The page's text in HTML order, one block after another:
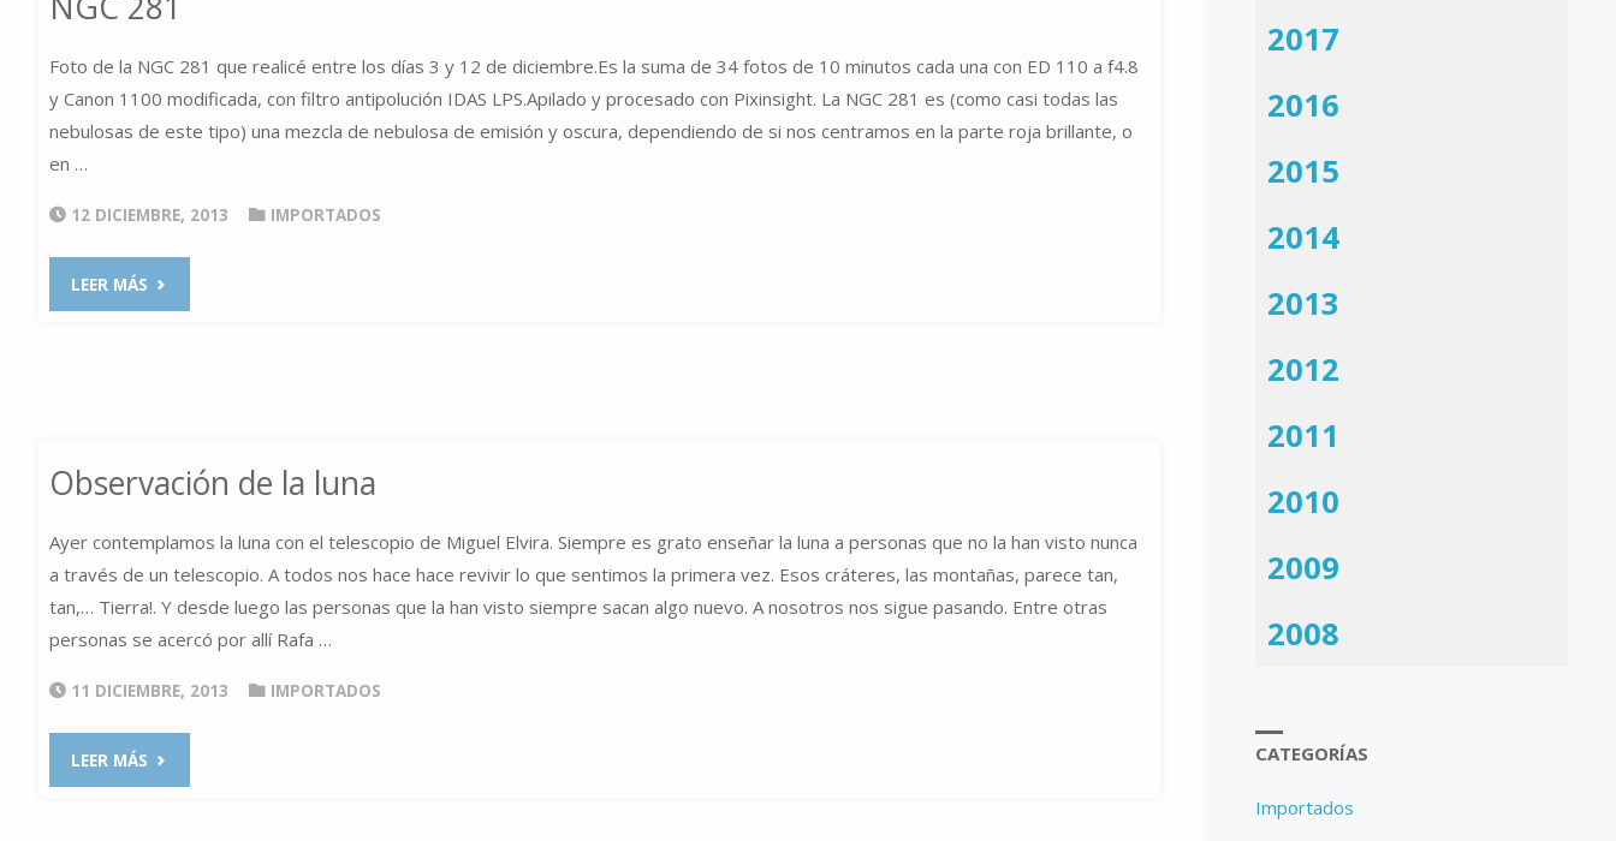
ALFA"
Foto de la NGC 281 que realicé entre los días 3 y 12 de diciembre.Es la suma de 34 fotos de 10 minutos cada una con ED 110 a f4.8
y Canon 1100 modificada, con filtro antipolución IDAS LPS.Apilado y procesado con Pixinsight. La NGC 281 es (como casi todas las
nebulosas de este tipo) una mezcla de nebulosa de emisión y oscura, dependiendo de si nos centramos en la parte roja brillante, o
en …
12 DICIEMBRE, 2013 IMPORTADOS
LEER MÁS "NGC
Observación de la luna
Ayer contemplamos la luna con el telescopio de Miguel Elvira. Siempre es grato enseñar la luna a personas que no la han visto nunca
a través de un telescopio. A todos nos hace hace revivir lo que sentimos la primera vez. Esos cráteres, las montañas, parece tan,
tan,… Tierra!. Y desde luego las personas que la han visto siempre sacan algo nuevo. A nosotros nos sigue pasando. Entre otras
personas se acercó por allí Rafa …
11 DICIEMBRE, 2013 IMPORTADOS
LEER MÁS "OBSERVACIÓN
2017
2016
2015
2014
2013
2012
2011
2010
2009
2008
CATEGORÍAS
Importados